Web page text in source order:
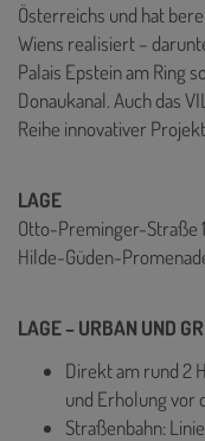
Österreichs und hat
Wiens realisiert –
Palais Epstein am Ring
Donaukanal. Auch das
Reihe innovativer
LAGE
Otto-Preminger-Straße
Hilde-Güden-
LAGE – URBAN UND
Direkt am rund 2
und Erholung vor
Straßenbahn: